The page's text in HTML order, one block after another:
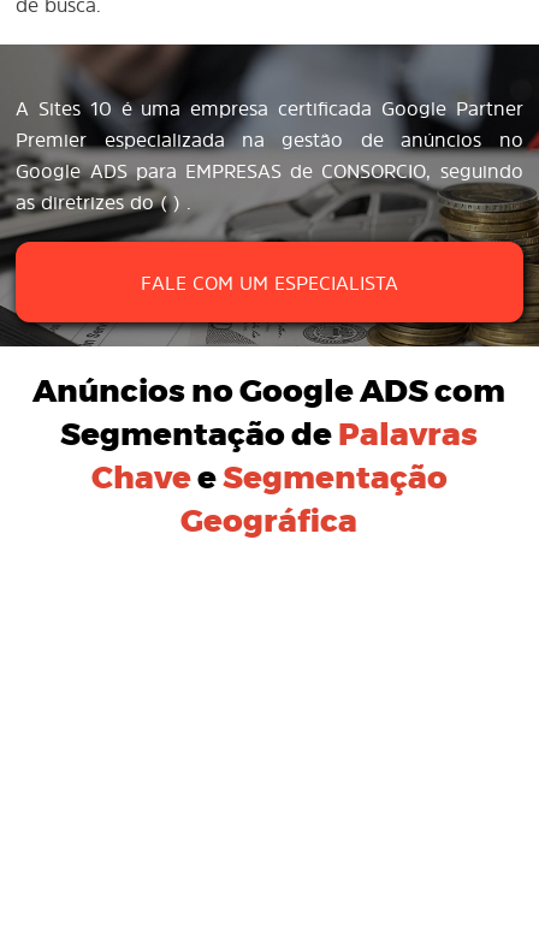
A Sites 10 é uma empresa certificada Google Partner
Premier especializada na gestão de anúncios no
Google ADS para EMPRESAS de CONSORCIO, seguindo
as diretrizes do ( ) .
FALE COM UM ESPECIALISTA
Anúncios no Google ADS com
Segmentação de Palavras
ChaveeSegmentação
Geográfica